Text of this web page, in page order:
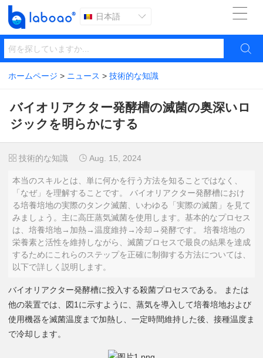
日本語  

ホームページ > ニュース > 技術的な知識
バイオリアクター発酵槽の滅菌の奥深いロ
ジックを明らかにする
 技術的な知識  Aug. 15, 2024
本当のスキルとは、単に何かを行う方法を知ることではなく、
「なぜ」を理解することです。 バイオリアクター発酵槽におけ
る培養培地の実際のタンク滅菌、いわゆる「実際の滅菌」を見て
みましょう。主に高圧蒸気滅菌を使用します。基本的なプロセス
は、培養培地→加熱→温度維持→冷却→発酵です。 培養培地の
栄養素と活性を維持しながら、滅菌プロセスで最良の結果を達成
するためにこれらのステップを正確に制御する方法については、
以下で詳しく説明します。
バイオリアクター発酵槽に投入する殺菌プロセスである。 または
他の装置では、図1に示すように、蒸気を導入して培養培地および
使用機器を滅菌温度まで加熱し、一定時間維持した後、接種温度ま
で冷却します。